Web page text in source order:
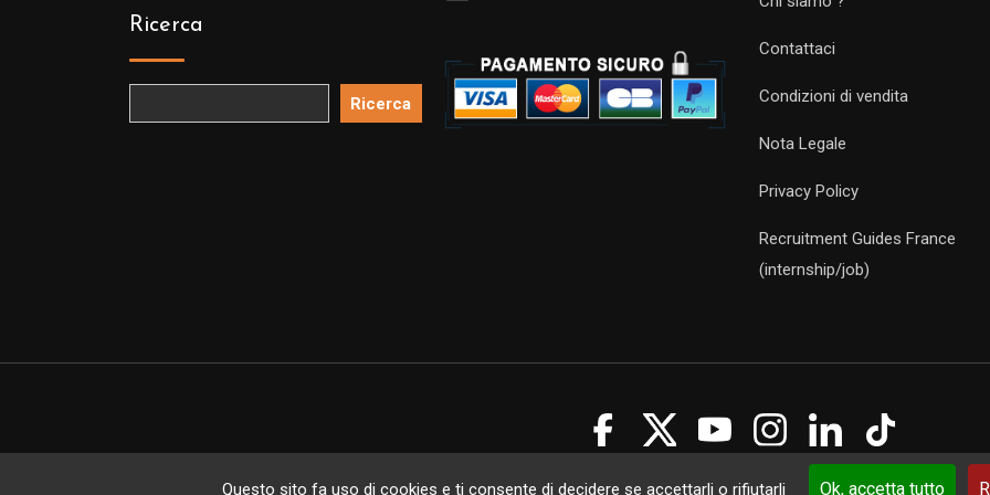
Questo sito fa uso di cookies e ti consente di decidere se accettarli o rifiutarli Ok, accetta tutto
Ricerca
Ricerca
Contattaci
Condizioni di vendita
Nota Legale
Privacy Policy
Recruitment Guides France
(internship/job)
Copyright Guides 2021. Tous droits réservés.Développement web sur mesure